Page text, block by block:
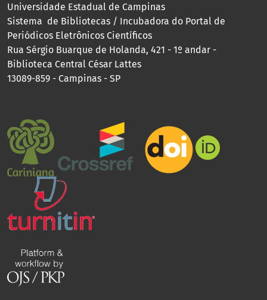
Universidade Estadual de Campinas
Sistema de Bibliotecas / Incubadora do Portal de
Periódicos Eletrônicos Científicos
Rua Sérgio Buarque de Holanda, 421 - 1º andar -
Biblioteca Central César Lattes
13089-859 - Campinas - SP